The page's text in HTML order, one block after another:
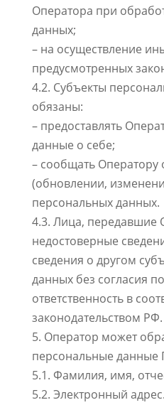
Оператора при
данных;
– на осуществление
предусмотренных
4.2. Субъекты
обязаны:
– предоставлять
данные о себе;
– сообщать Оператору
(обновлении,
персональных данных.
4.3. Лица, передавшие
недостоверные
сведения о другом
данных без согласия
ответственность в
законодательством РФ.
5. Оператор может
персональные данные
5.1. Фамилия, имя,
5.2. Электронный адрес.